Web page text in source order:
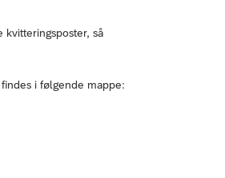
så
i følgende mappe: